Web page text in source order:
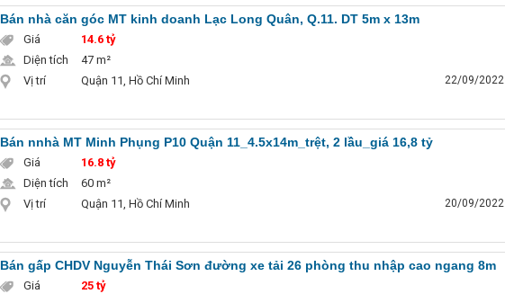
Bán nhà căn góc MT kinh doanh Lạc Long Quân, Q.11. DT 5m x 13m
Giá
14.6 tỷ
Diện tích
47 m²
Vị trí
Quận 11, Hồ Chí Minh 22/09/2022
Bán nnhà MT Minh Phụng P10 Quận 11_4.5x14m_trệt, 2 lầu_giá 16,8 tỷ
Giá
16.8 tỷ
Diện tích
60 m²
Vị trí
Quận 11, Hồ Chí Minh 20/09/2022
Bán gấp CHDV Nguyễn Thái Sơn đường xe tải 26 phòng thu nhập cao ngang 8m
Giá
25 tỷ